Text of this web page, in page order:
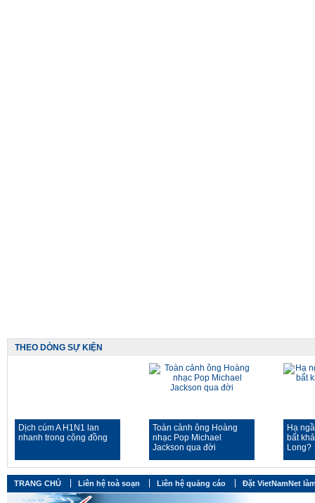
THEO DÒNG SỰ KIỆN
Dịch cúm A H1N1 lan
nhanh trong cộng đồng
Toàn cảnh ông Hoàng
nhạc Pop Michael
Jackson qua đời
Hạ
bất
Long?
TRANG CHỦ Liên hệ toà soạn Liên hệ quảng cáo Đặt VietNamNet